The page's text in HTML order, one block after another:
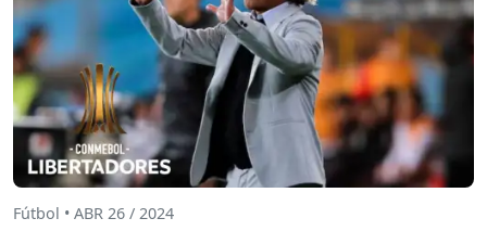
Fútbol • ABR 26 / 2024